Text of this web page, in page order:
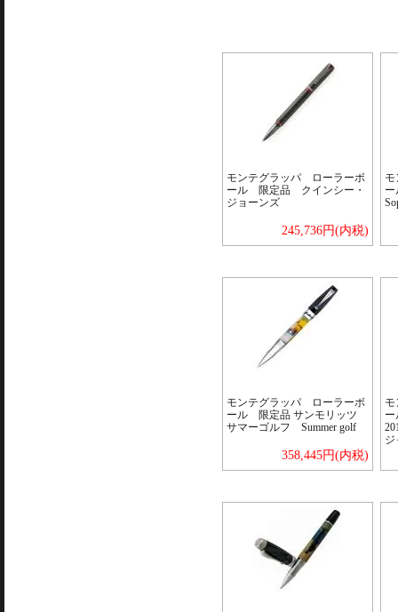
モンテグラッパ ローラーボ
ール 限定品 クインシー・
ジョーンズ
245,736円(内税)
モンテグラッパ ローラーボ
ール 限定品 サンモリッツ
サマーゴルフ Summer golf
358,445円(内税)
ジ